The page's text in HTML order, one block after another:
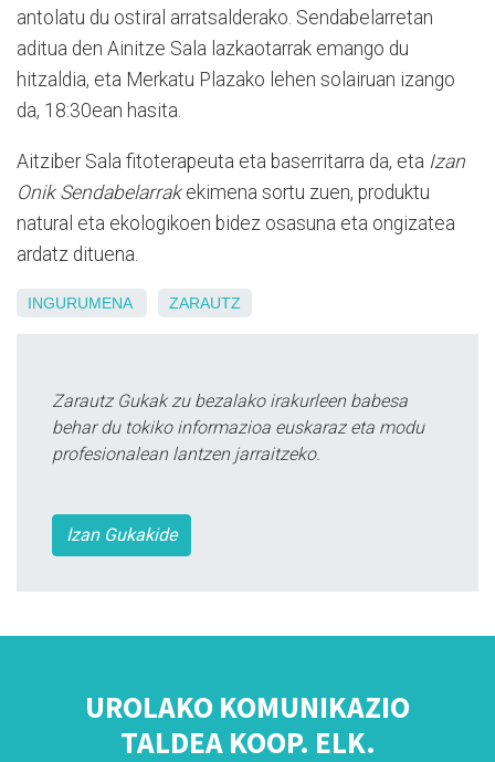
antolatu du ostiral arratsalderako. Sendabelarretan
aditua den Ainitze Sala lazkaotarrak emango du
hitzaldia, eta Merkatu Plazako lehen solairuan izango
da, 18:30ean hasita.
Aitziber Sala fitoterapeuta eta baserritarra da, eta Izan
Onik Sendabelarrakekimena sortu zuen, produktu
natural eta ekologikoen bidez osasuna eta ongizatea
ardatz dituena.
INGURUMENA ZARAUTZ
Zarautz Gukak zu bezalako irakurleen babesa
behar du tokiko informazioa euskaraz eta modu
profesionalean lantzen jarraitzeko.
Izan Gukakide
UROLAKO KOMUNIKAZIO
TALDEA KOOP. ELK.